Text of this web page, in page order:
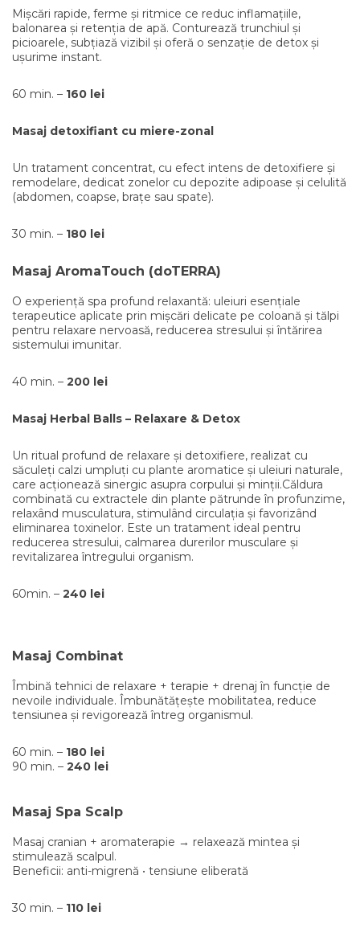
Mișcări rapide, ferme și ritmice ce reduc inflamațiile,
balonarea și retenția de apă. Conturează trunchiul și
picioarele, subțiază vizibil și oferă o senzație de detox și
ușurime instant.
60 min. – 160 lei
Masaj detoxifiant cu miere-zonal
Un tratament concentrat, cu efect intens de detoxifiere și
remodelare, dedicat zonelor cu depozite adipoase și celulită
(abdomen, coapse, brațe sau spate).
30 min. – 180 lei
Masaj AromaTouch (doTERRA)
O experiență spa profund relaxantă: uleiuri esențiale
terapeutice aplicate prin mișcări delicate pe coloană și tălpi
pentru relaxare nervoasă, reducerea stresului și întărirea
sistemului imunitar.
40 min. – 200 lei
Masaj Herbal Balls – Relaxare & Detox
Un ritual profund de relaxare și detoxifiere, realizat cu
săculeți calzi umpluți cu plante aromatice și uleiuri naturale,
care acționează sinergic asupra corpului și minții.Căldura
combinată cu extractele din plante pătrunde în profunzime,
relaxând musculatura, stimulând circulația și favorizând
eliminarea toxinelor. Este un tratament ideal pentru
reducerea stresului, calmarea durerilor musculare și
revitalizarea întregului organism.
60min. – 240 lei
Masaj Combinat
Îmbină tehnici de relaxare + terapie + drenaj în funcție de
nevoile individuale. Îmbunătățește mobilitatea, reduce
tensiunea și revigorează întreg organismul.
60 min. – 180 lei
90 min. – 240 lei
Masaj Spa Scalp
Masaj cranian + aromaterapie → relaxează mintea și
stimulează scalpul.
Beneficii: anti-migrenă • tensiune eliberată
30 min. – 110 lei